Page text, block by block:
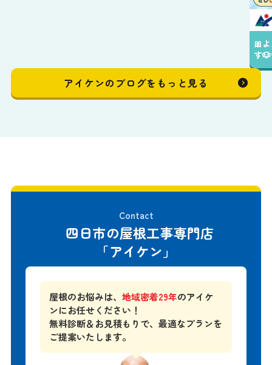
Contact
四日市の屋根工事専門店
屋根のお悩みは、地域密着29年のアイケ
ンにお任せください！
ご提案いたします。